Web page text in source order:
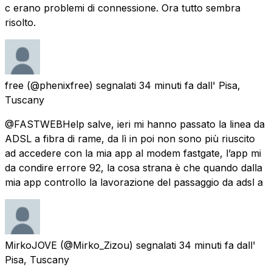
c erano problemi di connessione. Ora tutto sembra
risolto.
free (@phenixfree) segnalati 34 minuti fa dall' Pisa,
Tuscany
@FASTWEBHelp salve, ieri mi hanno passato la linea da
ADSL a fibra di rame, da lì in poi non sono più riuscito
ad accedere con la mia app al modem fastgate, l’app mi
da condire errore 92, la cosa strana è che quando dalla
mia app controllo la lavorazione del passaggio da adsl a
MirkoJOVE (@Mirko_Zizou) segnalati 34 minuti fa dall'
Pisa, Tuscany